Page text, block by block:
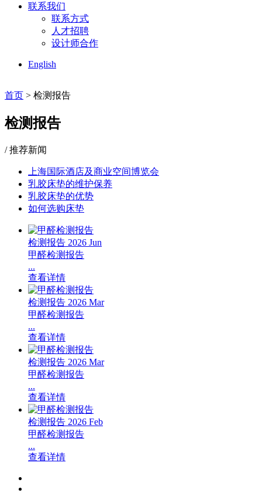
联系我们
联系方式
人才招聘
设计师合作
English
首页 > 检测报告
检测报告
/ 推荐新闻
上海国际酒店及商业空间博览会
乳胶床垫的维护保养
乳胶床垫的优势
如何选购床垫
检测报告 2026 Jun
甲醛检测报告
...
查看详情
检测报告 2026 Mar
甲醛检测报告
...
查看详情
检测报告 2026 Mar
甲醛检测报告
...
查看详情
检测报告 2026 Feb
甲醛检测报告
...
查看详情